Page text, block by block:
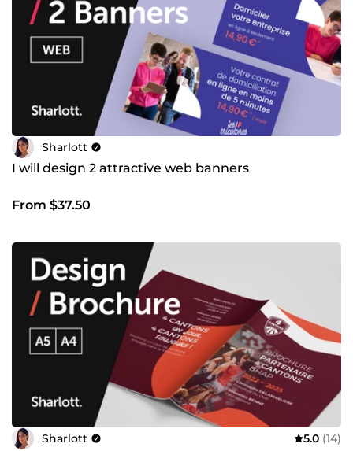
Sharlott
I will design 2 attractive web banners
From $37.50
Sharlott 5.0 (14)